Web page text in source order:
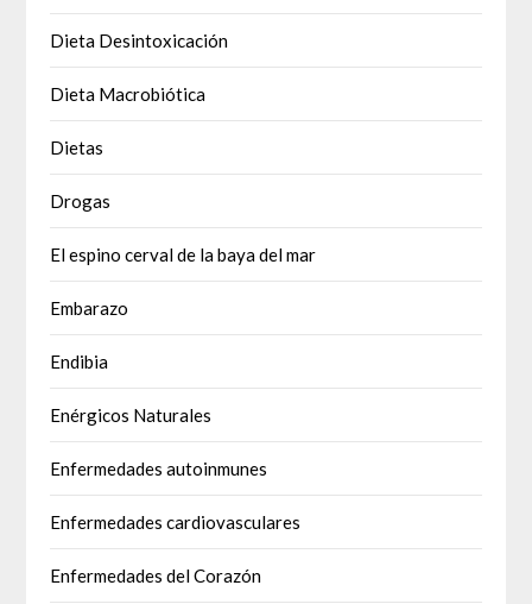
Dieta Desintoxicación
Dieta Macrobiótica
Dietas
Drogas
El espino cerval de la baya del mar
Embarazo
Endibia
Enérgicos Naturales
Enfermedades autoinmunes
Enfermedades cardiovasculares
Enfermedades del Corazón